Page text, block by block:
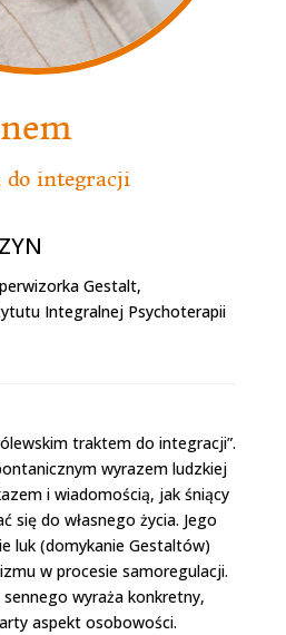
do integracji
Gestalt,
Integralnej Psychoterapii
traktem do integracji”.
wyrazem ludzkiej
i wiadomością, jak śniący
się do własnego życia. Jego
luk (domykanie Gestaltów)
w procesie samoregulacji.
wyraża konkretny,
aspekt osobowości.